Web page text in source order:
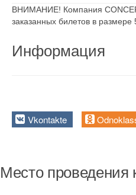
ВНИМАНИЕ! Компания
заказанных билетов в
Информация
Vkontakte
Место проведения